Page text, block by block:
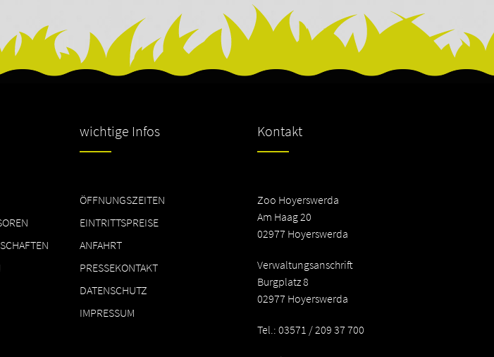
wichtige Infos
ÖFFNUNGSZEITEN
EINTRITTSPREISE
ANFAHRT
PRESSEKONTAKT
DATENSCHUTZ
IMPRESSUM
Kontakt
Zoo Hoyerswerda
Am Haag 20
02977 Hoyerswerda
Verwaltungsanschrift
Burgplatz 8
02977 Hoyerswerda
Tel.: 03571 / 209 37 700